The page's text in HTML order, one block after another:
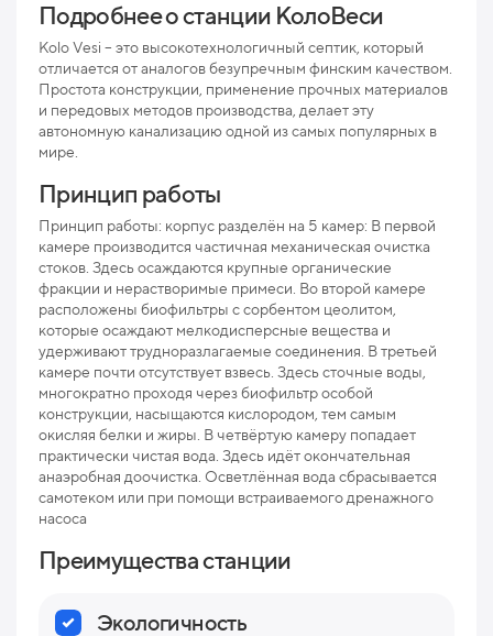
Подробнее о станции КолоВеси
Kolo Vesi – это высокотехнологичный септик, который
отличается от аналогов безупречным финским качеством.
Простота конструкции, применение прочных материалов
и передовых методов производства, делает эту
автономную канализацию одной из самых популярных в
мире.
Принцип работы
Принцип работы: корпус разделён на 5 камер: В первой
камере производится частичная механическая очистка
стоков. Здесь осаждаются крупные органические
фракции и нерастворимые примеси. Во второй камере
расположены биофильтры с сорбентом цеолитом,
которые осаждают мелкодисперсные вещества и
удерживают трудноразлагаемые соединения. В третьей
камере почти отсутствует взвесь. Здесь сточные воды,
многократно проходя через биофильтр особой
конструкции, насыщаются кислородом, тем самым
окисляя белки и жиры. В четвёртую камеру попадает
практически чистая вода. Здесь идёт окончательная
анаэробная доочистка. Осветлённая вода сбрасывается
самотеком или при помощи встраиваемого дренажного
насоса
Преимущества станции
Экологичность